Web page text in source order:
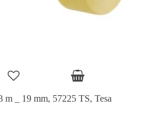
m _ 19 mm, 57225 TS, Tesa